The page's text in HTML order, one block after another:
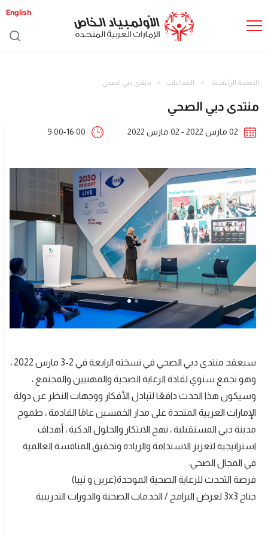
English
الصفحة الرئيسية الفعاليات منتدى دبي الصحي
منتدى دبي الصحي
02 مارس 2022 - 02 مارس 2022 9:00-16:00
سيعقد منتدى دبي الصحي في نسخته الرابعة في 2-3 مارس 2022 ،
وهو تجمع سنوي لقادة الرعاية الصحية والمهنيين والمجتمع ،
وسيكون هذا الحدث دافعًا لتبادل الأفكار ووجهات النظر عن دولة
الإمارات العربية المتحدة على مدار الخمسين عامًا القادمة ، طموح
مدينة دبي المستقبلية ، نهج الابتكار والحلول الذكية ، أهداف
استراتيجية لتعزيز الاستدامة والريادة وتحقيق المنافسة العالمية
في المجال الصحي.
فرصة التحدث للرعاية الصحية الموحدة(عرين و نيبا)
جناح 3x3 لعرض البرامج / الخدمات الصحية والدورات التدريبية